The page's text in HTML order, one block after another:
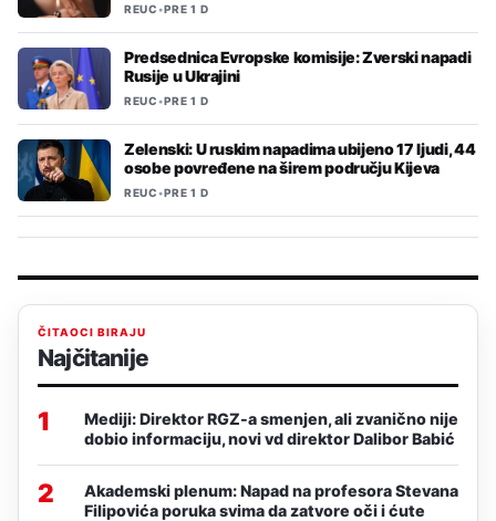
REUC•PRE 1 D
Predsednica Evropske komisije: Zverski napadi
Rusije u Ukrajini
REUC•PRE 1 D
Zelenski: U ruskim napadima ubijeno 17 ljudi, 44
osobe povređene na širem području Kijeva
REUC•PRE 1 D
ČITAOCI BIRAJU
Najčitanije
1
Mediji: Direktor RGZ-a smenjen, ali zvanično nije
dobio informaciju, novi vd direktor Dalibor Babić
2
Akademski plenum: Napad na profesora Stevana
Filipovića poruka svima da zatvore oči i ćute